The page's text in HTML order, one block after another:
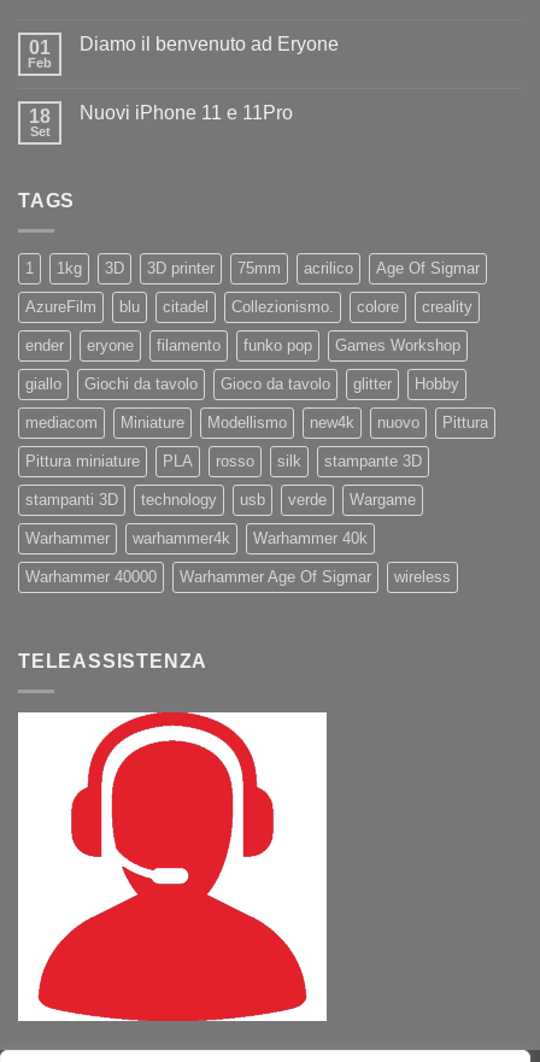
su
la
nuovissima
01
Feb
Diamo il benvenuto ad Eryone
Diamo
18
Set
Nuovi iPhone 11 e 11Pro
TAGS
1 1kg 3D 3D printer 75mm acrilico Age Of Sigmar
AzureFilm blu citadel Collezionismo. colore creality
ender eryone filamento funko pop Games Workshop
giallo Giochi da tavolo Gioco da tavolo glitter Hobby
mediacom Miniature Modellismo new4k nuovo Pittura
Pittura miniature PLA rosso silk stampante 3D
stampanti 3D technology usb verde Wargame
Warhammer warhammer4k Warhammer 40k
Warhammer 40000 Warhammer Age Of Sigmar wireless
TELEASSISTENZA